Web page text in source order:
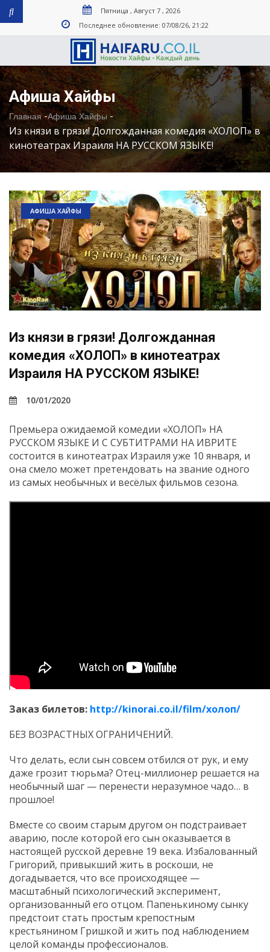
Пятница , Август 7 , 2026
Последнее обновление: 07/08/26, 21:22
Афиша Хайфы
Главная-Афиша Хайфы-
Из князи в грязи! Долгожданная комедия «ХОЛОП» в
кинотеатрах Израиля НА РУССКОМ ЯЗЫКЕ!
АФИША ХАЙФЫ
Из князи в грязи! Долгожданная
комедия «ХОЛОП» в кинотеатрах
Израиля НА РУССКОМ ЯЗЫКЕ!
10/01/2020
Премьера ожидаемой комедии «ХОЛОП» НА
РУССКОМ ЯЗЫКЕ И С СУБТИТРАМИ НА ИВРИТЕ
состоится в кинотеатрах Израиля уже 10 января, и
она смело может претендовать на звание одного
из самых необычных и весёлых фильмов сезона.
Заказ билетов: http://kinorai.co.il/film/холоп/
БЕЗ ВОЗРАСТНЫХ ОГРАНИЧЕНИЙ.
Что делать, если сын совсем отбился от рук, и ему
даже грозит тюрьма? Отец-миллионер решается на
необычный шаг — перенести неразумное чадо… в
прошлое!
Вместе со своим старым другом он подстраивает
аварию, после которой его сын оказывается в
настоящей русской деревне 19 века. Избалованный
Григорий, привыкший жить в роскоши, не
догадывается, что все происходящее —
масштабный психологический эксперимент,
организованный его отцом. Папенькиному сынку
предстоит стать простым крепостным
крестьянином Гришкой и жить под наблюдением
целой команды профессионалов.